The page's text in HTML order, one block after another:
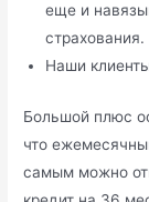
еще и
страхования.
Наши
Большой плюс
что
самым можно